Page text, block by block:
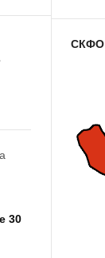
30
СКФО